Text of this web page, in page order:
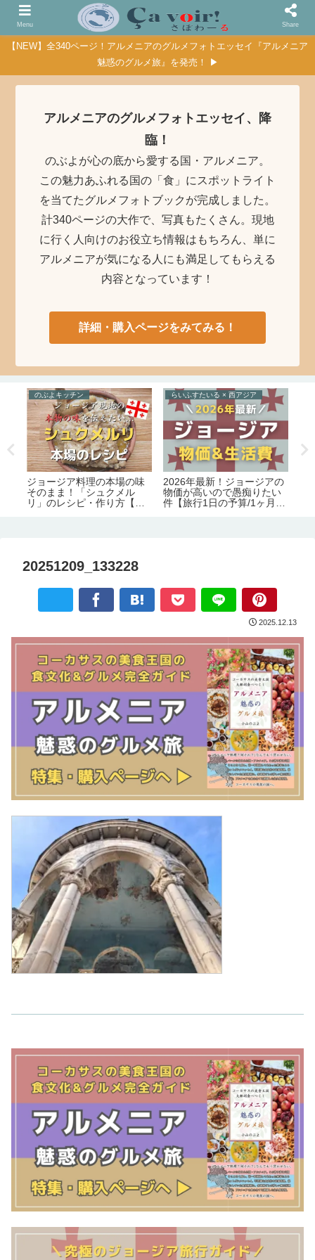
【NEW】全340ページ！アルメニアのグルメフォトエッセイ『アルメニア
魅惑のグルメ旅』を発売！ ▶
アルメニアのグルメフォトエッセイ、降
臨！
のぶよが心の底から愛する国・アルメニア。
この魅力あふれる国の「食」にスポットライト
を当てたグルメフォトブックが完成しました。
計340ページの大作で、写真もたくさん。現地
に行く人向けのお役立ち情報はもちろん、単に
アルメニアが気になる人にも満足してもらえる
内容となっています！
詳細・購入ページをみてみる！
のぶよキッチン
ジョージア料理の本場の味
そのまま！「シュクメル
リ」のレシピ・作り方【の
らいふすたいる × 西アジア
2026年最新！ジョージアの
物価が高いので愚痴りたい
件【旅行1日の予算/1ヶ月の
20251209_133228
2025.12.13
Menu Share